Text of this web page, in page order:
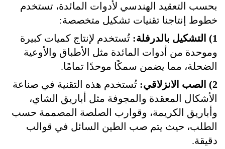
بحسب التعقيد الهندسي لأدوات المائدة، تستخدم
خطوط إنتاجنا تقنيات تشكيل متخصصة:
1) التشكيل بالدرفلة:
تُستخدم لإنتاج كميات كبيرة
وموحدة من أدوات المائدة مثل الأطباق والأوعية
الضحلة، مما يضمن سمكًا موحدًا تمامًا.
2) الصب الانزلاقي:
تُستخدم هذه التقنية في صناعة
الأشكال المعقدة والمجوفة مثل أباريق الشاي،
وأباريق الكريمة، وقوارب الصلصة المصممة حسب
الطلب، حيث يتم صب الطين السائل في قوالب
دقيقة.